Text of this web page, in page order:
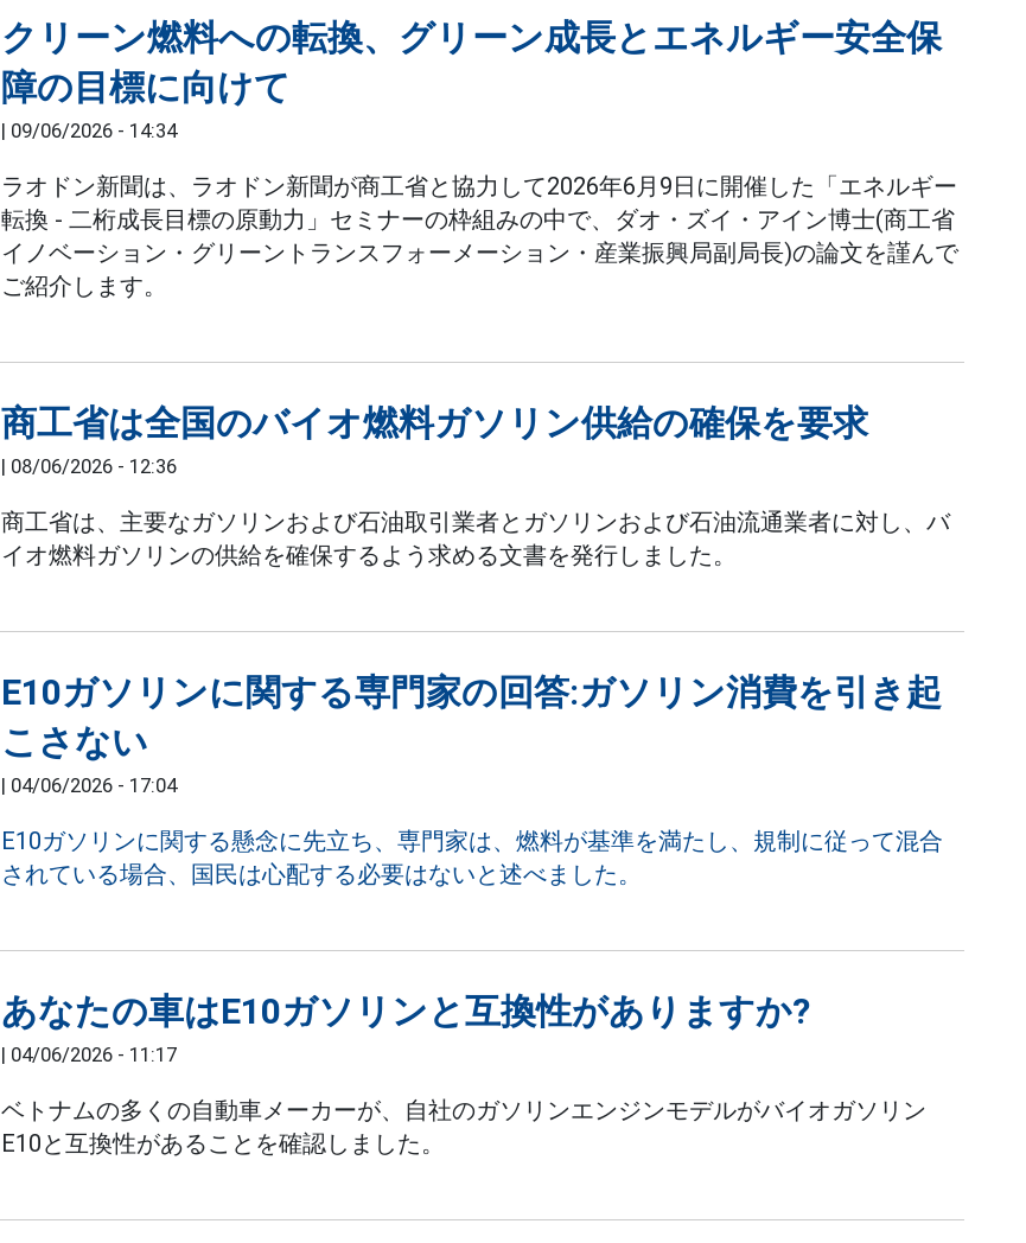
クリーン燃料への転換、グリーン成長とエネルギー安全保
障の目標に向けて
| 09/06/2026 - 14:34
ラオドン新聞は、ラオドン新聞が商工省と協力して2026年6月9日に開催した「エネルギー
転換 - 二桁成長目標の原動力」セミナーの枠組みの中で、ダオ・ズイ・アイン博士(商工省
イノベーション・グリーントランスフォーメーション・産業振興局副局長)の論文を謹んで
ご紹介します。
商工省は全国のバイオ燃料ガソリン供給の確保を要求
| 08/06/2026 - 12:36
商工省は、主要なガソリンおよび石油取引業者とガソリンおよび石油流通業者に対し、バ
イオ燃料ガソリンの供給を確保するよう求める文書を発行しました。
E10ガソリンに関する専門家の回答:ガソリン消費を引き起
こさない
| 04/06/2026 - 17:04
E10ガソリンに関する懸念に先立ち、専門家は、燃料が基準を満たし、規制に従って混合
されている場合、国民は心配する必要はないと述べました。
あなたの車はE10ガソリンと互換性がありますか?
| 04/06/2026 - 11:17
ベトナムの多くの自動車メーカーが、自社のガソリンエンジンモデルがバイオガソリン
E10と互換性があることを確認しました。